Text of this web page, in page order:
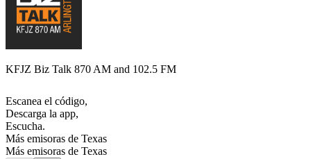
KFJZ Biz Talk 870 AM and 102.5 FM
Escanea el código,
Descarga la app,
Escucha.
Más emisoras de Texas
Más emisoras de Texas